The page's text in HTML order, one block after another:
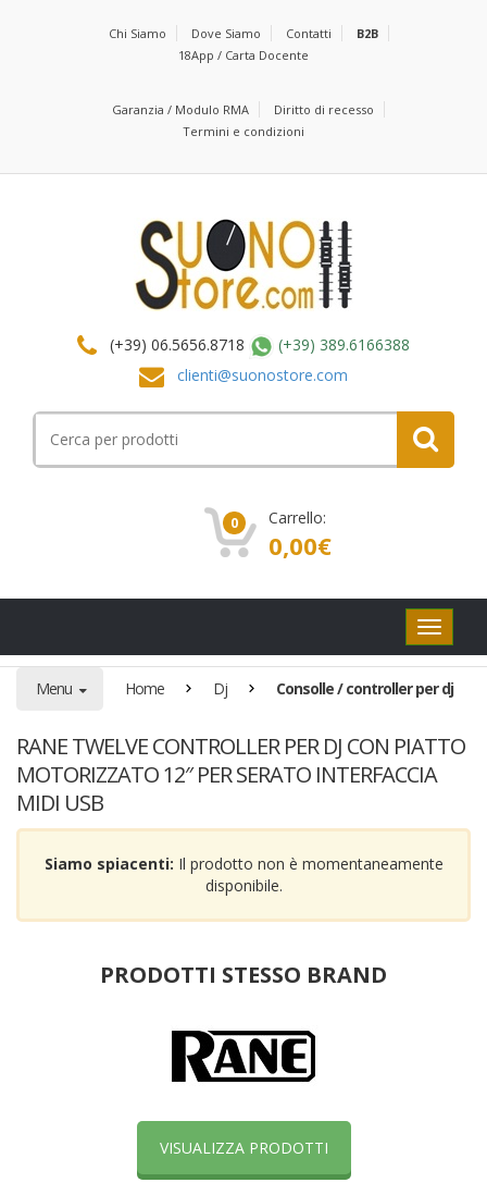
Chi Siamo Dove Siamo Contatti
B2B
18App / Carta Docente
Garanzia / Modulo RMA
Diritto di recesso
Termini e condizioni
(+39) 06.5656.8718
(+39) 389.6166388
clienti@suonostore.com
per:
0 Carrello:
0,00€
Pulsanti
di
Menu Home Dj Consolle / controller per dj
RANE TWELVE CONTROLLER PER DJ CON PIATTO
MOTORIZZATO 12″ PER SERATO INTERFACCIA
MIDI USB
Siamo spiacenti: Il prodotto non è momentaneamente
disponibile.
PRODOTTI STESSO BRAND
VISUALIZZA PRODOTTI